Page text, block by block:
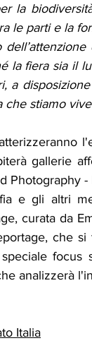
la
le parti e la
la fiera sia il
a
stiamo
gallerie
Photography
e gli altri
curata da
che
focus
analizzerà
Italia